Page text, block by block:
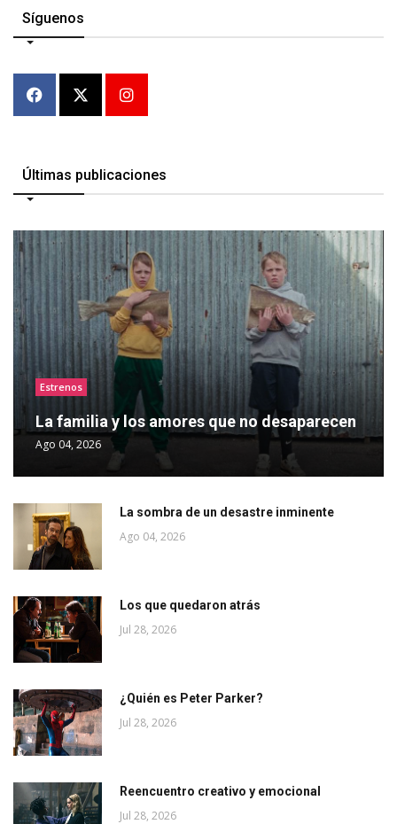
Síguenos
Últimas publicaciones
Estrenos
La familia y los amores que no desaparecen
Ago 04, 2026
La sombra de un desastre inminente
Ago 04, 2026
Los que quedaron atrás
Jul 28, 2026
¿Quién es Peter Parker?
Jul 28, 2026
Reencuentro creativo y emocional
Jul 28, 2026